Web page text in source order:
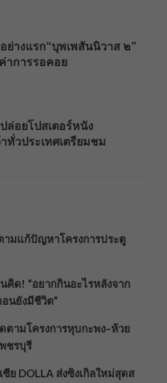
างแรก“บุพเพสันนิวาส ๒”
าการรอคอย
ล่อยโปสเตอร์หนัง
ทั่วประเทศเตรียมชม
มแก้ปัญหาโครงการประตู
คิด! “อยากกินอะไรหลังจาก
นยังมีชีวิต”
ตามโครงการหุบกะพง–ห้วย
ชรบุรี
ซีย DOLLA ส่งซิงเกิลใหม่สุดส